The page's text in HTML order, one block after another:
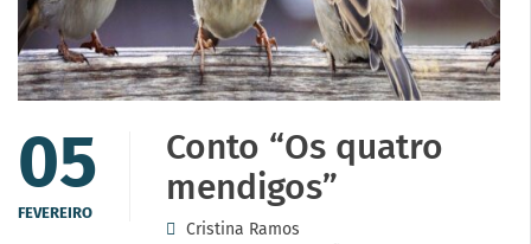
05
FEVEREIRO
Conto “Os quatro
mendigos”
Cristina Ramos